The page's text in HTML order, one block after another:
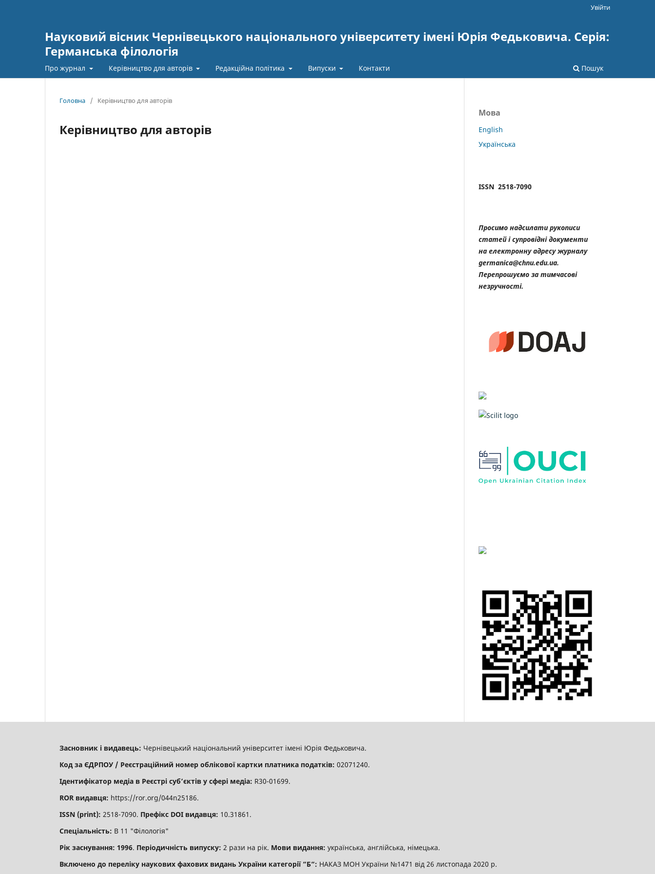
Науковий вісник Чернівецького національного університету імені Юрія Федьковича. Серія:
Германська філологія
Про журнал Керівництво для авторів Редакційна політика Випуски Контакти Пошук
Увійти
Головна / Керівництво для авторів
Керівництво для авторів
Мова
English
Українська
ISSN 2518-7090
Просимо надсилати рукописи
статей і супровідні документи
на електронну адресу журналу
germanica@chnu.edu.ua.
Перепрошуємо за тимчасові
незручності.
Засновник і видавець: Чернівецький національний університет імені Юрія Федьковича.
Код за ЄДРПОУ / Реєстраційний номер облікової картки платника податків: 02071240.
Ідентифікатор медіа в Реєстрі суб’єктів у сфері медіа: R30-01699.
ROR видавця: https://ror.org/044n25186.
ISSN (print): 2518-7090. Префікс DOI видавця: 10.31861.
Спеціальність: В 11 "Філологія"
Рік заснування: 1996. Періодичність випуску: 2 рази на рік. Мови видання: українська, англійська, німецька.
Включено до переліку наукових фахових видань України категорії “Б“: НАКАЗ МОН України №1471 від 26 листопада 2020 р.